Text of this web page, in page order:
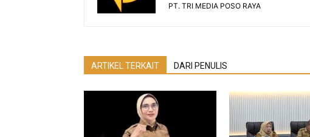
PT. TRI MEDIA POSO RAYA
ARTIKEL TERKAIT DARI PENULIS